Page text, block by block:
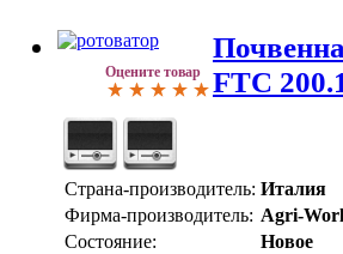
Оцените товар
FTC
Страна-производитель: Италия
Фирма-производитель: Agri-
Состояние:
Новое